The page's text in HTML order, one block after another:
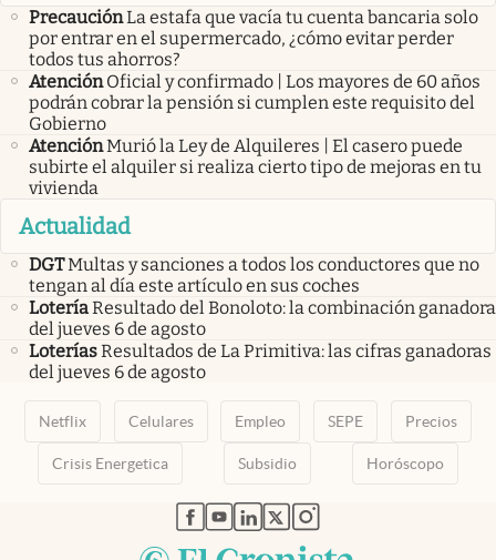
PrecauciónLa estafa que vacía tu cuenta bancaria solo
por entrar en el supermercado, ¿cómo evitar perder
todos tus ahorros?
Atención Oficial y confirmado | Los mayores de 60 años
podrán cobrar la pensión si cumplen este requisito del
Gobierno
AtenciónMurió la Ley de Alquileres | El casero puede
subirte el alquiler si realiza cierto tipo de mejoras en tu
vivienda
Actualidad
DGTMultas y sanciones a todos los conductores que no
tengan al día este artículo en sus coches
LoteríaResultado del Bonoloto: la combinación ganadora
del jueves 6 de agosto
LoteríasResultados de La Primitiva: las cifras ganadoras
del jueves 6 de agosto
Netflix Celulares Empleo SEPE Precios
Crisis Energetica Subsidio Horóscopo
abre en nueva pestaña
abre en nueva pestaña
abre en nueva pestaña
abre en nueva pestaña
abre en nueva pestaña